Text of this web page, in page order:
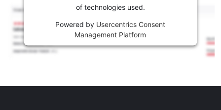
of technologies used.
Powered by Usercentrics Consent
Management Platform